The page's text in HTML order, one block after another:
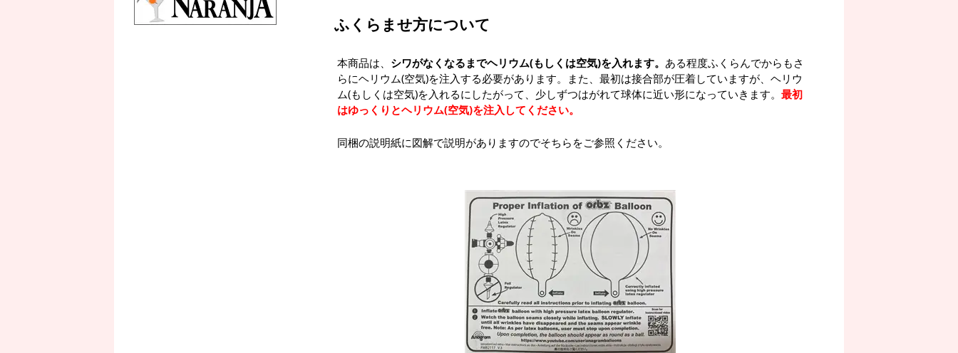
ふくらませ方について
本商品は、 シワがなくなるまでヘリウム(もしくは空気)を入れます。 ある程度ふくらんでからもさ
らにヘリウム(空気)を注入する必要があります。また、最初は接合部が圧着していますが、ヘリウ
ム(もしくは空気)を入れるにしたがって、少しずつはがれて球体に近い形になっていきます。 最初
はゆっくりとヘリウム(空気)を注入してください。
同梱の説明紙に図解で説明がありますのでそちらをご参照ください。